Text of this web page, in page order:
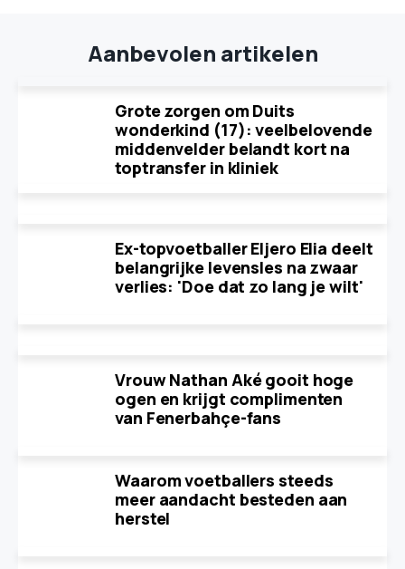
Aanbevolen artikelen
Grote zorgen om Duits
wonderkind (17): veelbelovende
middenvelder belandt kort na
toptransfer in kliniek
Ex-topvoetballer Eljero Elia deelt
belangrijke levensles na zwaar
verlies: 'Doe dat zo lang je wilt'
Vrouw Nathan Aké gooit hoge
ogen en krijgt complimenten
van Fenerbahçe-fans
Waarom voetballers steeds
meer aandacht besteden aan
herstel